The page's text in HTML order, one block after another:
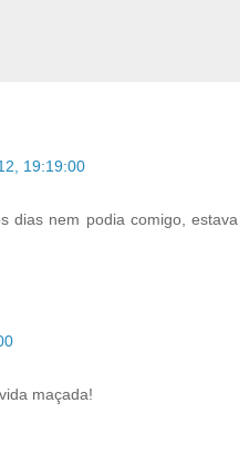
19:19:00
dias nem podia comigo, estava
maçada!